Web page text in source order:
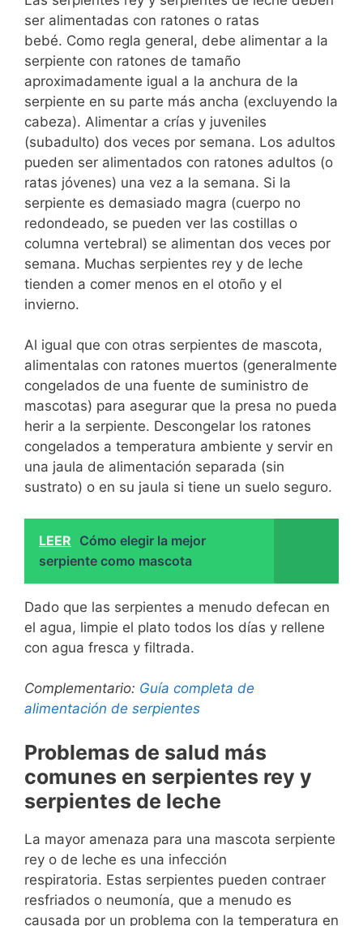
ser alimentadas con ratones o ratas
bebé. Como regla general, debe alimentar a la
serpiente con ratones de tamaño
aproximadamente igual a la anchura de la
serpiente en su parte más ancha (excluyendo la
cabeza). Alimentar a crías y juveniles
(subadulto) dos veces por semana. Los adultos
pueden ser alimentados con ratones adultos (o
ratas jóvenes) una vez a la semana. Si la
serpiente es demasiado magra (cuerpo no
redondeado, se pueden ver las costillas o
columna vertebral) se alimentan dos veces por
semana. Muchas serpientes rey y de leche
tienden a comer menos en el otoño y el
invierno.
Al igual que con otras serpientes de mascota,
alimentalas con ratones muertos (generalmente
congelados de una fuente de suministro de
mascotas) para asegurar que la presa no pueda
herir a la serpiente. Descongelar los ratones
congelados a temperatura ambiente y servir en
una jaula de alimentación separada (sin
sustrato) o en su jaula si tiene un suelo seguro.
LEER Cómo elegir la mejor
serpiente como mascota
Dado que las serpientes a menudo defecan en
el agua, limpie el plato todos los días y rellene
con agua fresca y filtrada.
Complementario: Guía completa de
alimentación de serpientes
Problemas de salud más
comunes en serpientes rey y
serpientes de leche
La mayor amenaza para una mascota serpiente
rey o de leche es una infección
respiratoria. Estas serpientes pueden contraer
resfriados o neumonía, que a menudo es
causada por un problema con la temperatura en